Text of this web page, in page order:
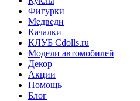
Фигурки
Медведи
Качалки
КЛУБ Cdolls.ru
Модели автомобилей
Декор
Акции
Помощь
Блог